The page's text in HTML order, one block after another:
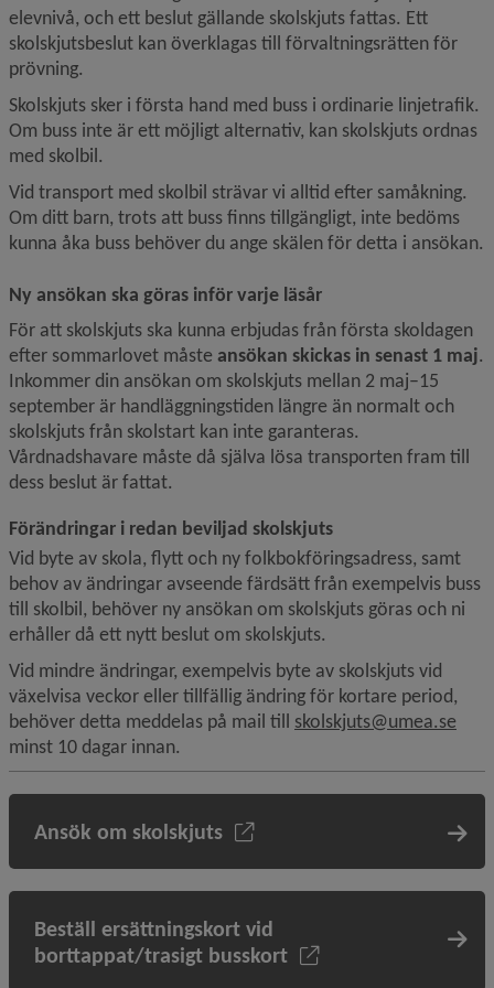
elevnivå, och ett beslut gällande skolskjuts fattas. Ett
skolskjutsbeslut kan överklagas till förvaltningsrätten för
prövning.
Skolskjuts sker i första hand med buss i ordinarie linjetrafik.
Om buss inte är ett möjligt alternativ, kan skolskjuts ordnas
med skolbil.
Vid transport med skolbil strävar vi alltid efter samåkning.
Om ditt barn, trots att buss finns tillgängligt, inte bedöms
kunna åka buss behöver du ange skälen för detta i ansökan.
Ny ansökan ska göras inför varje läsår
För att skolskjuts ska kunna erbjudas från första skoldagen
efter sommarlovet måste ansökan skickas in senast 1 maj.
Inkommer din ansökan om skolskjuts mellan 2 maj–15
september är handläggningstiden längre än normalt och
skolskjuts från skolstart kan inte garanteras.
Vårdnadshavare måste då själva lösa transporten fram till
dess beslut är fattat.
Förändringar i redan beviljad skolskjuts
Vid byte av skola, flytt och ny folkbokföringsadress, samt
behov av ändringar avseende färdsätt från exempelvis buss
till skolbil, behöver ny ansökan om skolskjuts göras och ni
erhåller då ett nytt beslut om skolskjuts.
Vid mindre ändringar, exempelvis byte av skolskjuts vid
växelvisa veckor eller tillfällig ändring för kortare period,
behöver detta meddelas på mail till skolskjuts@umea.se
minst 10 dagar innan.
Ansök om skolskjuts
Beställ ersättningskort vid
borttappat/trasigt busskort